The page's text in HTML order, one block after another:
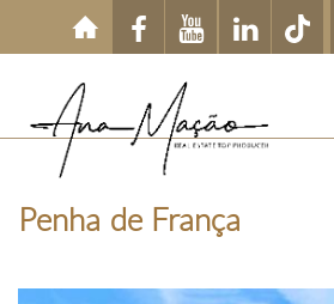
Passar para o conteúdo principal
Penha de França